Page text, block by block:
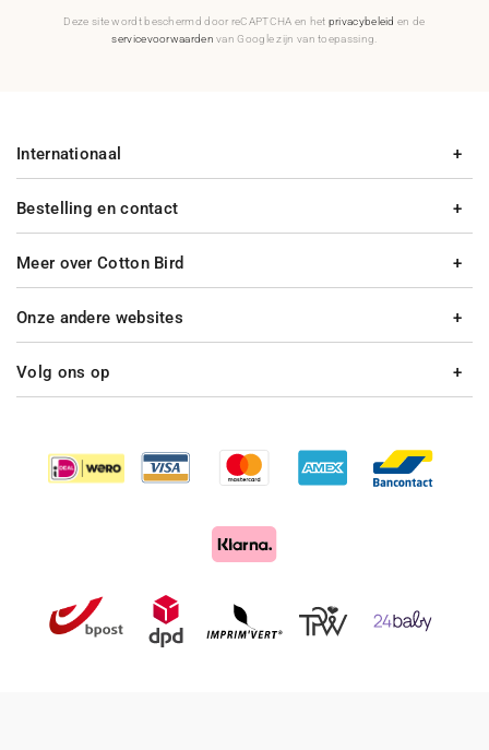
Deze site wordt beschermd door reCAPTCHA en het privacybeleid en de
servicevoorwaarden van Google zijn van toepassing.
Bestelling en contact
Meer over Cotton Bird
Internationaal
Onze andere websites
Volg ons op